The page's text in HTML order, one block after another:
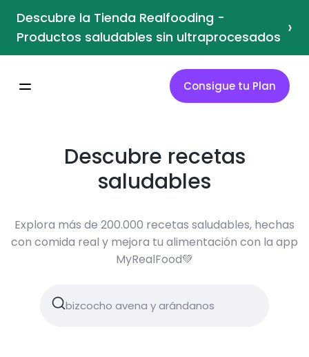
Descubre la Tienda Realfooding -
Productos saludables sin ultraprocesados ›
Consigue tu Plan
Descubre recetas
saludables
Explora más de 200.000 recetas saludables, hechas
con comida real y mejora tu alimentación con la app
MyRealFood💚